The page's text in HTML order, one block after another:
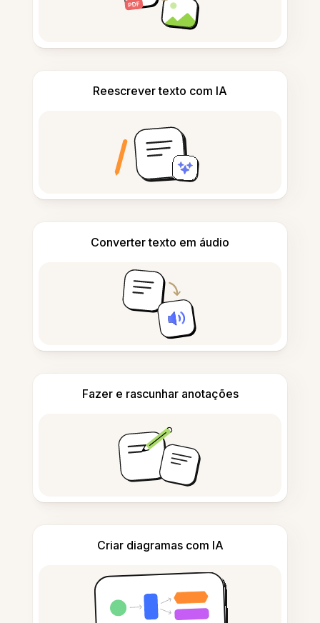
Reescrever texto com IA
Converter texto em áudio
Fazer e rascunhar anotações
Criar diagramas com IA